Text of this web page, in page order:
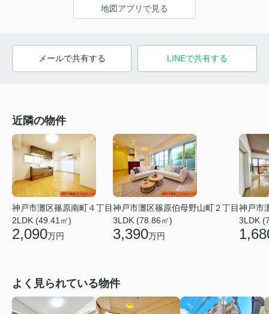
地図アプリで見る
メールで共有する LINEで共有する
近隣の物件
神戸市灘区篠原南町４丁目
2LDK (49.41㎡)
2,090万円
神戸市灘区篠原伯母野山町２丁目
3LDK (78.86㎡)
3,390万円
神戸市
3LDK
よく見られている物件